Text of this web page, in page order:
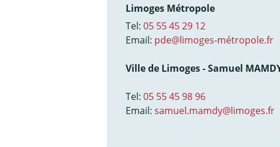
Limoges Métropole
Tel: 05 55 45 29 12
Email: pde@limoges-métropole.fr
Ville de Limoges - Samuel
Tel: 05 55 45 98 96
Email: samuel.mamdy@limoges.fr